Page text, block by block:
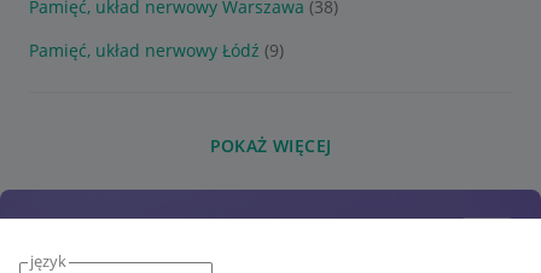
język
Pamięć, układ nerwowy Warszawa (38)
Pamięć, układ nerwowy Łódź (9)
POKAŻ WIĘCEJ